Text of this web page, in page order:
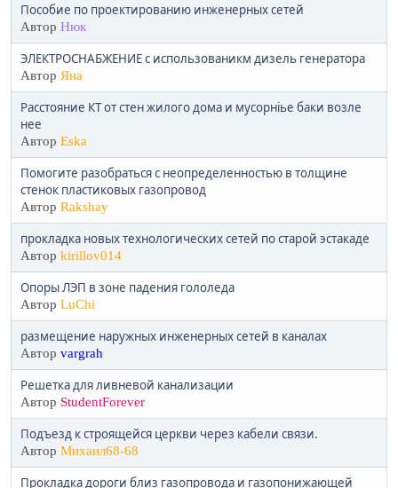
Пособие по проектированию инженерных сетей
Автор Нюк
ЭЛЕКТРОСНАБЖЕНИЕ с использованикм дизель генератора
Автор Яна
Расстояние КТ от стен жилого дома и мусорніье баки возле
нее
Автор Eska
Помогите разобраться с неопределенностью в толщине
стенок пластиковых газопровод
Автор Rakshay
прокладка новых технологических сетей по старой эстакаде
Автор kirillov014
Опоры ЛЭП в зоне падения гололеда
Автор LuChi
размещение наружных инженерных сетей в каналах
Автор vargrah
Решетка для ливневой канализации
Автор StudentForever
Подъезд к строящейся церкви через кабели связи.
Автор Михаил68-68
Прокладка дороги близ газопровода и газопонижающей